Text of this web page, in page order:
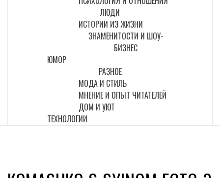
ЛЮДИ
ИСТОРИИ ИЗ ЖИЗНИ
ЗНАМЕНИТОСТИ И ШОУ-
БИЗНЕС
ЮМОР
РАЗНОЕ
МОДА И СТИЛЬ
МНЕНИЕ И ОПЫТ ЧИТАТЕЛЕЙ
ДОМ И УЮТ
ТЕХНОЛОГИИ